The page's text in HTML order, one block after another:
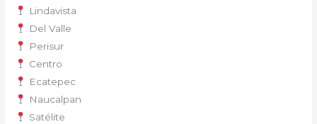
Lindavista
Del Valle
Perisur
Centro
Ecatepec
Naucalpan
Satélite